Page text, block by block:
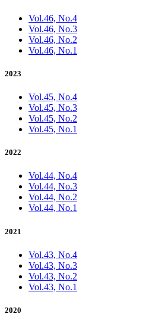
Vol.46, No.4
Vol.46, No.3
Vol.46, No.2
Vol.46, No.1
2023
Vol.45, No.4
Vol.45, No.3
Vol.45, No.2
Vol.45, No.1
2022
Vol.44, No.4
Vol.44, No.3
Vol.44, No.2
Vol.44, No.1
2021
Vol.43, No.4
Vol.43, No.3
Vol.43, No.2
Vol.43, No.1
2020